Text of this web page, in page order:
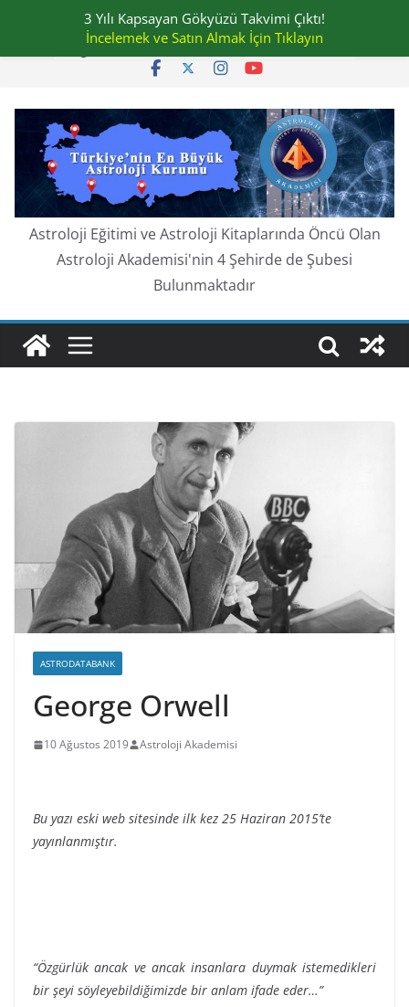
content
Perşembe, Ağustos 6, 2026
Astroloji Eğitimi ve Astroloji Kitaplarında Öncü Olan
Astroloji Akademisi'nin 4 Şehirde de Şubesi
Bulunmaktadır
ASTRODATABANK
George Orwell
10 Ağustos 2019 Astroloji Akademisi
Bu yazı eski web sitesinde ilk kez 25 Haziran 2015’te
yayınlanmıştır.
“Özgürlük ancak ve ancak insanlara duymak istemedikleri
bir şeyi söyleyebildiğimizde bir anlam ifade eder…”
3 Yılı Kapsayan Gökyüzü Takvimi Çıktı!
İncelemek ve Satın Almak İçin Tıklayın